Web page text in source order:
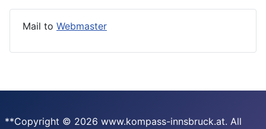
Mail to Webmaster
**Copyright © 2026 www.kompass-innsbruck.at. All